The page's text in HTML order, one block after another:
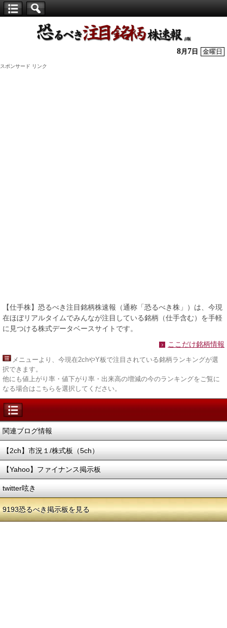
株】
8月 7 日 金曜日
スポンサード リンク
【仕手株】恐るべき注目銘柄株速報（通称「恐るべき株」）は、今現
在ほぼリアルタイムでみんなが注目している銘柄（仕手含む）を手軽
に見つける株式データベースサイトです。
ここだけ銘柄情報
メニューより、今現在2chやY板で注目されている銘柄ランキングが選
択できます。
他にも値上がり率・値下がり率・出来高の増減の今のランキングをご覧に
なる場合はこちらを選択してください。
関連ブログ情報
【2ch】市況１/株式板（5ch）
【Yahoo】ファイナンス掲示板
twitter呟き
9193恐るべき掲示板を見る